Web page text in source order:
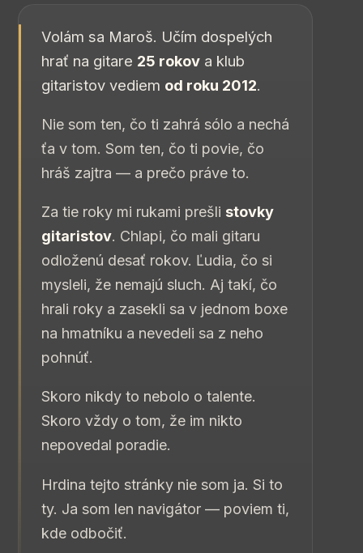
Volám sa Maroš. Učím dospelých
hrať na gitare 25 rokova klub
gitaristov vediem od roku 2012.
Nie som ten, čo ti zahrá sólo a nechá
ťa v tom. Som ten, čo ti povie, čo
hráš zajtra — a prečo práve to.
Za tie roky mi rukami prešli stovky
gitaristov. Chlapi, čo mali gitaru
odloženú desať rokov. Ľudia, čo si
mysleli, že nemajú sluch. Aj takí, čo
hrali roky a zasekli sa v jednom boxe
na hmatníku a nevedeli sa z neho
pohnúť.
Skoro nikdy to nebolo o talente.
Skoro vždy o tom, že im nikto
nepovedal poradie.
Hrdina tejto stránky nie som ja. Si to
ty. Ja som len navigátor — poviem ti,
kde odbočiť.